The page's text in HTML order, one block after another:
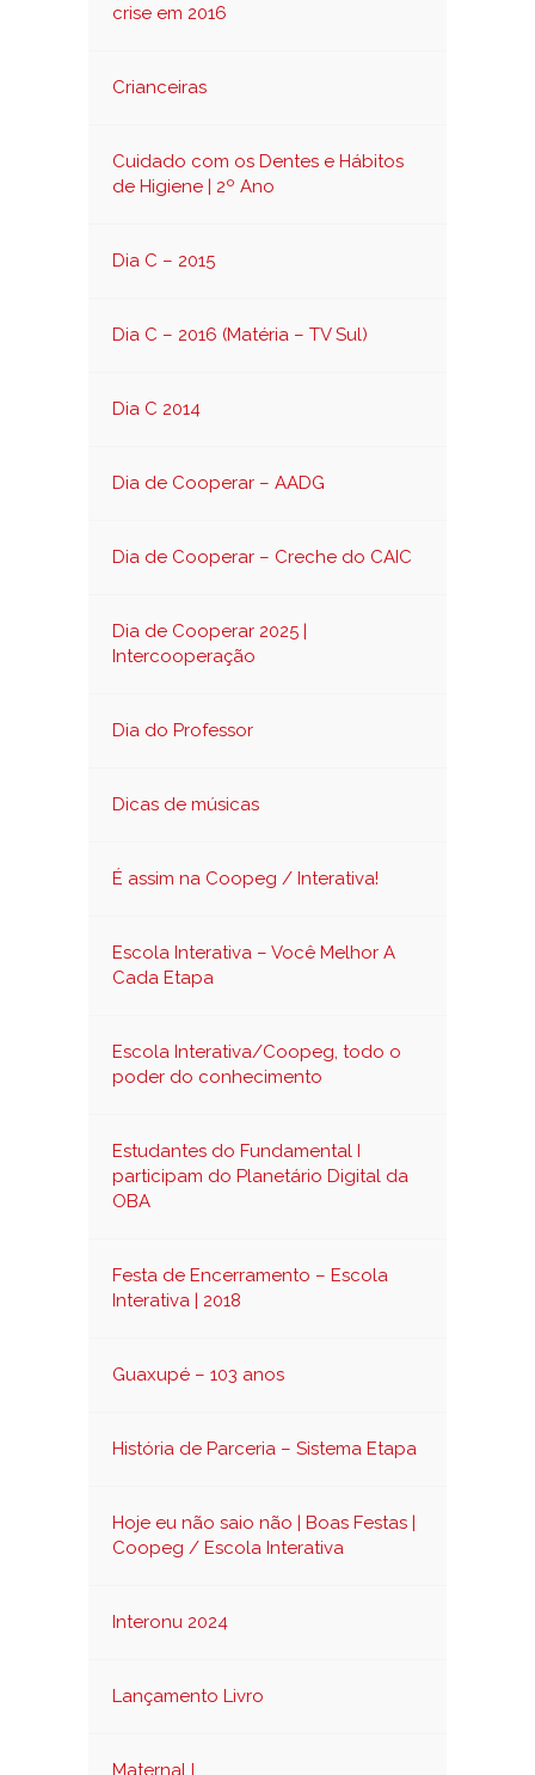
crise em 2016
Crianceiras
Cuidado com os Dentes e Hábitos
de Higiene | 2º Ano
Dia C – 2015
Dia C – 2016 (Matéria – TV Sul)
Dia C 2014
Dia de Cooperar – AADG
Dia de Cooperar – Creche do CAIC
Dia de Cooperar 2025 |
Intercooperação
Dia do Professor
Dicas de músicas
É assim na Coopeg / Interativa!
Escola Interativa – Você Melhor A
Cada Etapa
Escola Interativa/Coopeg, todo o
poder do conhecimento
Estudantes do Fundamental I
participam do Planetário Digital da
OBA
Festa de Encerramento – Escola
Interativa | 2018
Guaxupé – 103 anos
História de Parceria – Sistema Etapa
Hoje eu não saio não | Boas Festas |
Coopeg / Escola Interativa
Interonu 2024
Lançamento Livro
Maternal I